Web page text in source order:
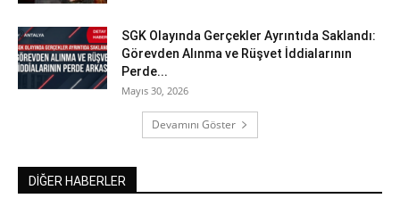
SGK Olayında Gerçekler Ayrıntıda Saklandı:
Görevden Alınma ve Rüşvet İddialarının
Perde...
Mayıs 30, 2026
Devamını Göster
DİĞER HABERLER